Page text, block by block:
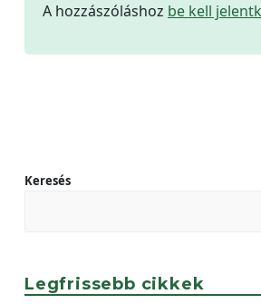
A hozzászóláshoz be kell
Keresés
Legfrissebb cikkek